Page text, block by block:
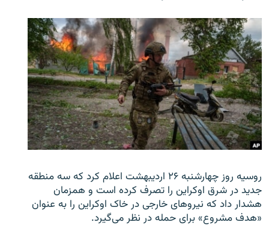
روسیه روز چهارشنبه ۲۶ اردیبهشت اعلام کرد که سه منطقه
جدید در شرق اوکراین را تصرف کرده است و همزمان
هشدار داد که نیروهای خارجی در خاک اوکراین را به عنوان
«هدف مشروع» برای حمله در نظر می‌گیرد.